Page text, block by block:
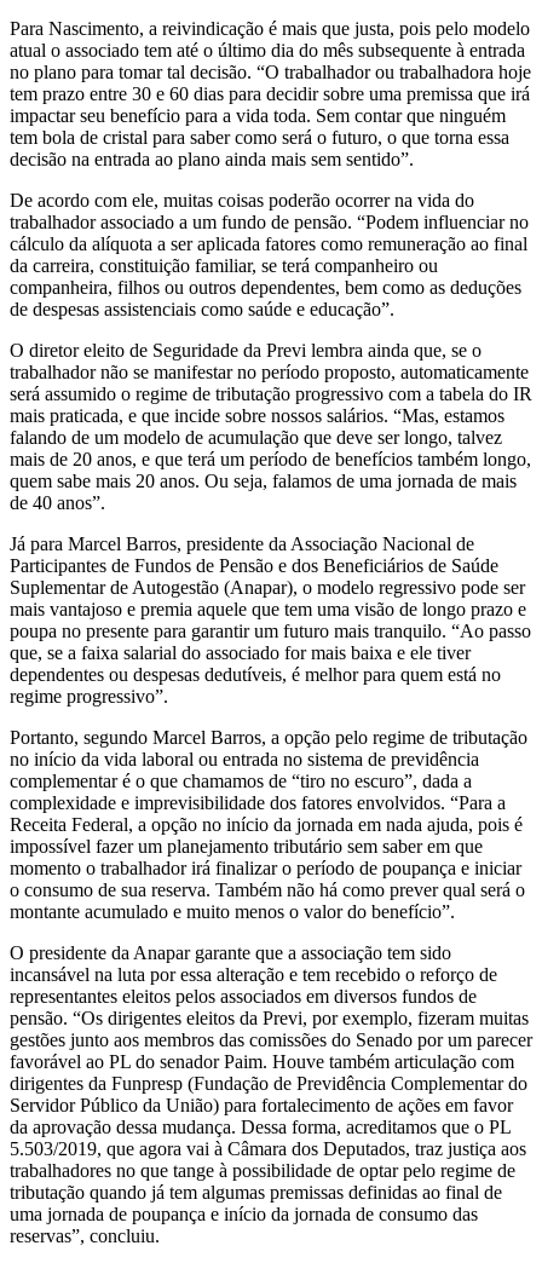
Para Nascimento, a reivindicação é mais que justa, pois pelo modelo
atual o associado tem até o último dia do mês subsequente à entrada
no plano para tomar tal decisão. “O trabalhador ou trabalhadora hoje
tem prazo entre 30 e 60 dias para decidir sobre uma premissa que irá
impactar seu benefício para a vida toda. Sem contar que ninguém
tem bola de cristal para saber como será o futuro, o que torna essa
decisão na entrada ao plano ainda mais sem sentido”.
De acordo com ele, muitas coisas poderão ocorrer na vida do
trabalhador associado a um fundo de pensão. “Podem influenciar no
cálculo da alíquota a ser aplicada fatores como remuneração ao final
da carreira, constituição familiar, se terá companheiro ou
companheira, filhos ou outros dependentes, bem como as deduções
de despesas assistenciais como saúde e educação”.
O diretor eleito de Seguridade da Previ lembra ainda que, se o
trabalhador não se manifestar no período proposto, automaticamente
será assumido o regime de tributação progressivo com a tabela do IR
mais praticada, e que incide sobre nossos salários. “Mas, estamos
falando de um modelo de acumulação que deve ser longo, talvez
mais de 20 anos, e que terá um período de benefícios também longo,
quem sabe mais 20 anos. Ou seja, falamos de uma jornada de mais
de 40 anos”.
Já para Marcel Barros, presidente da Associação Nacional de
Participantes de Fundos de Pensão e dos Beneficiários de Saúde
Suplementar de Autogestão (Anapar), o modelo regressivo pode ser
mais vantajoso e premia aquele que tem uma visão de longo prazo e
poupa no presente para garantir um futuro mais tranquilo. “Ao passo
que, se a faixa salarial do associado for mais baixa e ele tiver
dependentes ou despesas dedutíveis, é melhor para quem está no
regime progressivo”.
Portanto, segundo Marcel Barros, a opção pelo regime de tributação
no início da vida laboral ou entrada no sistema de previdência
complementar é o que chamamos de “tiro no escuro”, dada a
complexidade e imprevisibilidade dos fatores envolvidos. “Para a
Receita Federal, a opção no início da jornada em nada ajuda, pois é
impossível fazer um planejamento tributário sem saber em que
momento o trabalhador irá finalizar o período de poupança e iniciar
o consumo de sua reserva. Também não há como prever qual será o
montante acumulado e muito menos o valor do benefício”.
O presidente da Anapar garante que a associação tem sido
incansável na luta por essa alteração e tem recebido o reforço de
representantes eleitos pelos associados em diversos fundos de
pensão. “Os dirigentes eleitos da Previ, por exemplo, fizeram muitas
gestões junto aos membros das comissões do Senado por um parecer
favorável ao PL do senador Paim. Houve também articulação com
dirigentes da Funpresp (Fundação de Previdência Complementar do
Servidor Público da União) para fortalecimento de ações em favor
da aprovação dessa mudança. Dessa forma, acreditamos que o PL
5.503/2019, que agora vai à Câmara dos Deputados, traz justiça aos
trabalhadores no que tange à possibilidade de optar pelo regime de
tributação quando já tem algumas premissas definidas ao final de
uma jornada de poupança e início da jornada de consumo das
reservas”, concluiu.